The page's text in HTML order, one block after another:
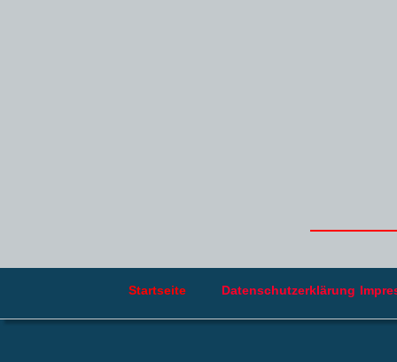
Startseite Datenschutzerklärung